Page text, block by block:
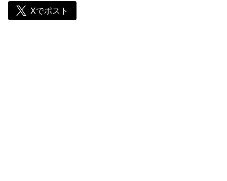
Xでポスト